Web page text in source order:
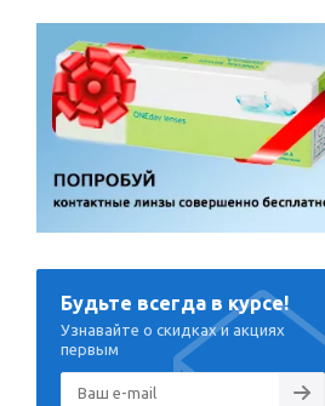
Будьте всегда в курсе!
Узнавайте о скидках и акциях
первым